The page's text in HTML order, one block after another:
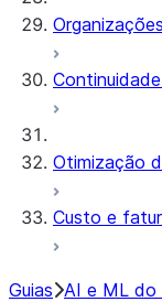
Otimização
Custo e
Guias AI e ML do